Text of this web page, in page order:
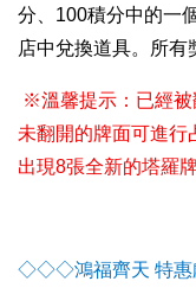
分、100積分中的一
店中兌換道具。所有
※溫馨提示：已經被
未翻開的牌面可進行
出現8張全新的塔羅
◇◇◇鴻福齊天 特惠